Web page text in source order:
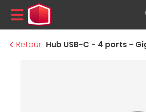
MENU
Retour Hub USB-C - 4 ports -